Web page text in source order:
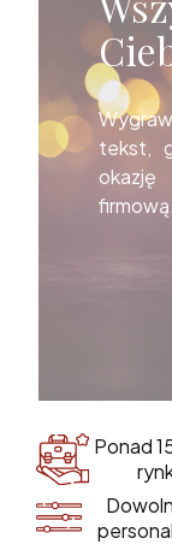
tekst,
firmową.
Ponad